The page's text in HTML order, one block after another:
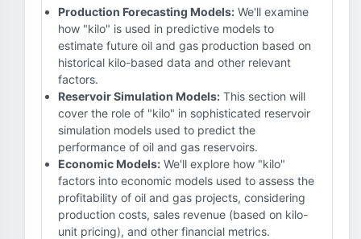
Production Forecasting Models: We'll examine
how "kilo" is used in predictive models to
estimate future oil and gas production based on
historical kilo-based data and other relevant
factors.
Reservoir Simulation Models: This section will
cover the role of "kilo" in sophisticated reservoir
simulation models used to predict the
performance of oil and gas reservoirs.
Economic Models: We'll explore how "kilo"
factors into economic models used to assess the
profitability of oil and gas projects, considering
production costs, sales revenue (based on kilo-
unit pricing), and other financial metrics.